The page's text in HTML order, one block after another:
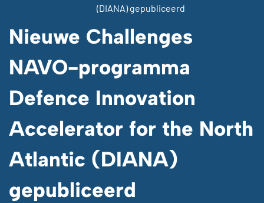
(DIANA) gepubliceerd
Nieuwe Challenges
NAVO-programma
Defence Innovation
Accelerator for the North
Atlantic (DIANA)
gepubliceerd